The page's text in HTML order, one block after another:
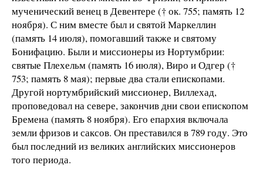
мученический венец в Девентере († ок. 755; память 12
ноября). С ним вместе был и святой Маркеллин
(память 14 июля), помогавший также и святому
Бонифацию. Были и миссионеры из Нортумбрии:
святые Плехельм (память 16 июля), Виро и Одгер (†
753; память 8 мая); первые два стали епископами.
Другой нортумбрийский миссионер, Виллехад,
проповедовал на севере, закончив дни свои епископом
Бремена (память 8 ноября). Его епархия включала
земли фризов и саксов. Он преставился в 789 году. Это
был последний из великих английских миссионеров
того периода.